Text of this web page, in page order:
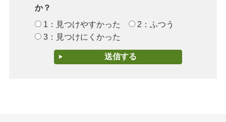
か？
1：見つけやすかった
2：ふつう
3：見つけにくかった